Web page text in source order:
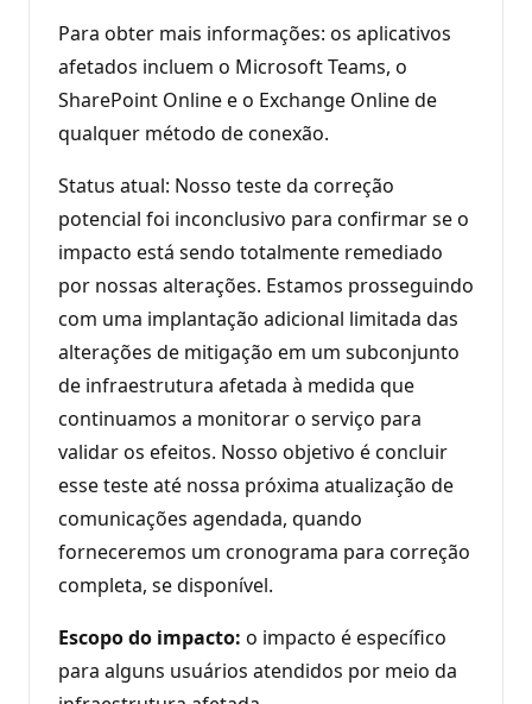
Para obter mais informações: os aplicativos
afetados incluem o Microsoft Teams, o
SharePoint Online e o Exchange Online de
qualquer método de conexão.
Status atual: Nosso teste da correção
potencial foi inconclusivo para confirmar se o
impacto está sendo totalmente remediado
por nossas alterações. Estamos prosseguindo
com uma implantação adicional limitada das
alterações de mitigação em um subconjunto
de infraestrutura afetada à medida que
continuamos a monitorar o serviço para
validar os efeitos. Nosso objetivo é concluir
esse teste até nossa próxima atualização de
comunicações agendada, quando
forneceremos um cronograma para correção
completa, se disponível.
Escopo do impacto: o impacto é específico
para alguns usuários atendidos por meio da